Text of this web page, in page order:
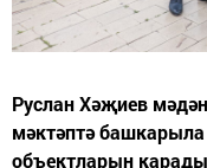
Руслан Хәҗиев
мәктәптә башкарыла
объектларын карады